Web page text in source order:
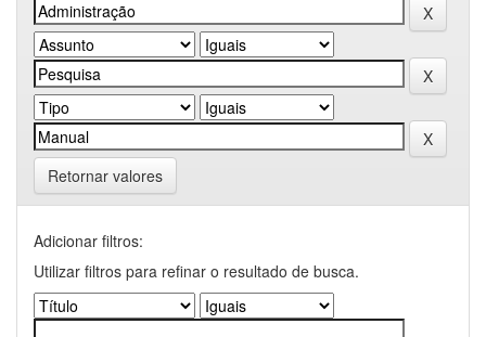
Retornar valores
Adicionar filtros:
Utilizar filtros para refinar o resultado de busca.